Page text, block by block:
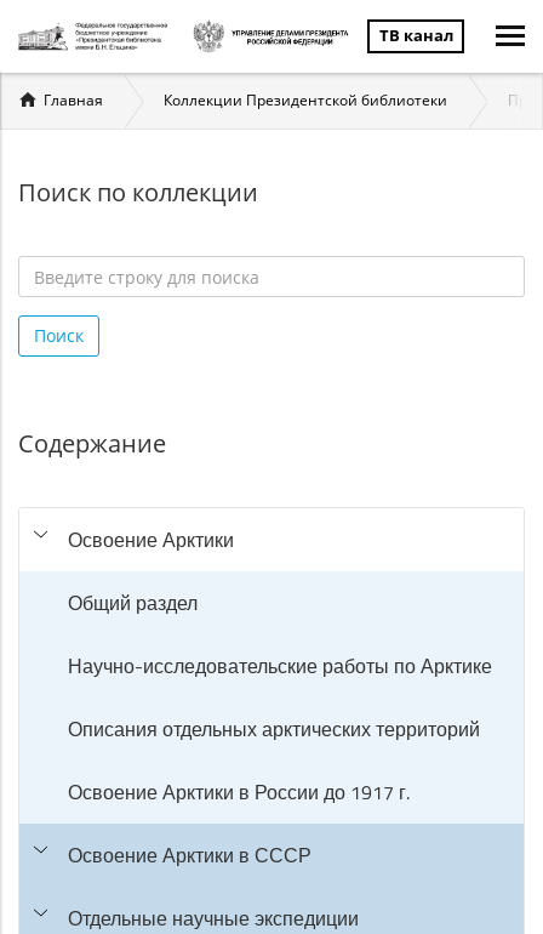
ТВ канал
Вы
здесь
Главная Коллекции Президентской библиотеки
Поиск по коллекции
строку
для
Поиск
Содержание
Освоение Арктики
Общий раздел
Научно-исследовательские работы по Арктике
Описания отдельных арктических территорий
Освоение Арктики в России до 1917 г.
Освоение Арктики в СССР
Отдельные научные экспедиции